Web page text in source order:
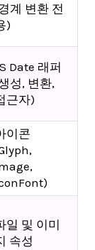
계 변환 전
)
Date 래퍼
성, 변환,
근자)
이콘
일 및 이미
속성